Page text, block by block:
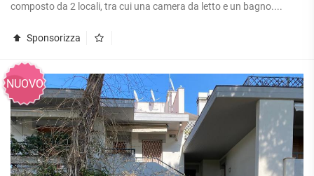
composto da 2 locali, tra cui una camera da letto e un bagno....
Sponsorizza
NUOVO